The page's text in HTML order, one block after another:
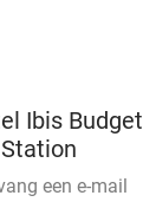
Ibis Budget
een e-mail